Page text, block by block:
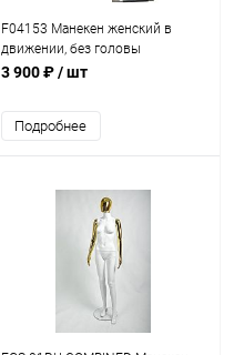
F04153 Манекен женский в
движении, без головы
3 900 ₽/ шт
Подробнее